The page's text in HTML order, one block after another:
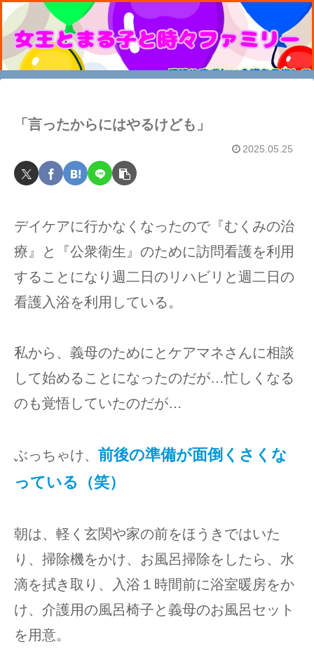
「言ったからにはやるけども」
2025.05.25
デイケアに行かなくなったので『むくみの治
療』と『公衆衛生』のために訪問看護を利用
することになり週二日のリハビリと週二日の
看護入浴を利用している。
私から、義母のためにとケアマネさんに相談
して始めることになったのだが…忙しくなる
のも覚悟していたのだが…
ぶっちゃけ、 前後の準備が面倒くさくな
っている（笑）
朝は、軽く玄関や家の前をほうきではいた
り、掃除機をかけ、お風呂掃除をしたら、水
滴を拭き取り、入浴１時間前に浴室暖房をか
け、介護用の風呂椅子と義母のお風呂セット
を用意。